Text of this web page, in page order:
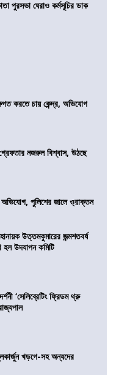
পুরসভা ঘেরাও কর্মসূচির ডাক
করতে চায় কেন্দ্র, অভিযোগ
গ্রেফতার নজরুল বিশ্বাস, উঠছে
অভিযোগ, পুলিশের জালে ও্রাক্তন
উত্তমকুমারের জন্মশতবর্ষ
হল উদযাপন কমিটি
‘সেলিব্রেটিং ফ্রিডম থ্রু
খড়গে-সহ অন্যদের